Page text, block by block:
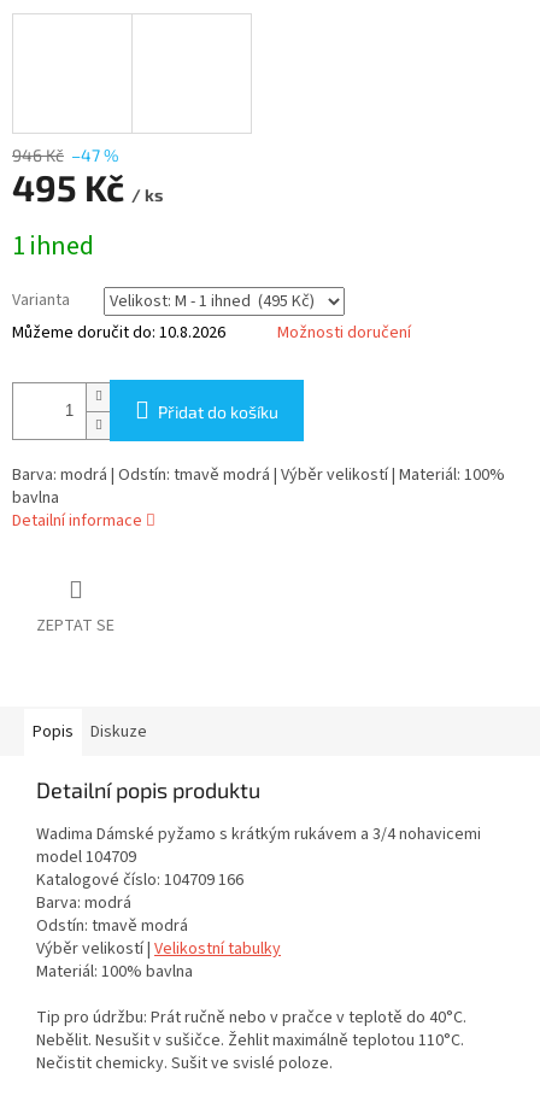
946 Kč –47 %
495 Kč / ks
cena:
1 ihned
Varianta
Můžeme doručit do: 10.8.2026 Možnosti doručení
Přidat do košíku
Barva: modrá | Odstín: tmavě modrá | Výběr velikostí | Materiál: 100%
bavlna
Detailní informace
ZEPTAT SE
Popis Diskuze
Detailní popis produktu
Wadima Dámské pyžamo s krátkým rukávem a 3/4 nohavicemi
model 104709
Katalogové číslo: 104709 166
Barva: modrá
Odstín: tmavě modrá
Výběr velikostí | Velikostní tabulky
Materiál: 100% bavlna
Tip pro údržbu: Prát ručně nebo v pračce v teplotě do 40°C.
Nebělit. Nesušit v sušičce. Žehlit maximálně teplotou 110°C.
Nečistit chemicky. Sušit ve svislé poloze.